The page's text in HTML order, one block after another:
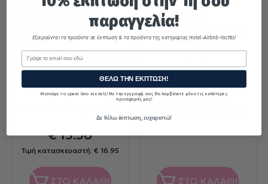
DISNEY DIMcol ΠΟΝΤΣΟ
ΠΑΡΑΛΙΑΣ ΠΑΙΔ Cotton
100% 50X115 MINNIE 09
Digital Print
€13.56
Τιμή κατασκευαστή:€ 16.95
ΣΤΟ ΚΑΛΑΘΙ
Nima Bebe Πόντσο No
4/6 Spicy - Petrol
Πετρολ, Μπλε
Παράδοση 4 έως 6 ημέρες
€11.00
ΣΤΟ ΚΑΛΑΘΙ
παραγγελία!
Εξαιρούνται τα προϊόντα σε έκπτωση & τα προϊόντα της κατηγορίας Hotel-Airbnb-Yachts!
Email
ΘΕΛΩ ΤΗΝ ΕΚΠΤΩΣΗ!
Μισούμε το spam όσο κι εσείς! Με την εγγραφή σας θα λαμβάνετε μόνο τις καλύτερες
προσφορές μας!
Δε θέλω έκπτωση, ευχαριστώ!